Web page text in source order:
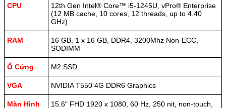
CPU
12th Gen Intel® Core™ i5-1245U, vPro® Enterprise
(12 MB cache, 10 cores, 12 threads, up to 4.40
GHz)
RAM
16 GB, 1 x 16 GB, DDR4, 3200Mhz Non-ECC,
SODIMM
Ổ Cứng M2.SSD
VGA NVIDIA T550 4G DDR6 Graphics
Màn Hình
15.6″ FHD 1920 x 1080, 60 Hz, 250 nit, non-touch,